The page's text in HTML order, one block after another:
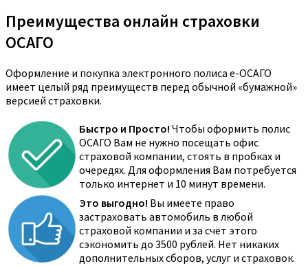
Преимущества онлайн страховки
ОСАГО
Оформление и покупка электронного полиса е-ОСАГО
имеет целый ряд преимуществ перед обычной «бумажной»
версией страховки.
Быстро и Просто! Чтобы оформить полис
ОСАГО Вам не нужно посещать офис
страховой компании, стоять в пробках и
очередях. Для оформления Вам потребуется
только интернет и 10 минут времени.
Это выгодно! Вы имеете право
застраховать автомобиль в любой
страховой компании и за счёт этого
сэкономить до 3500 рублей. Нет никаких
дополнительных сборов, услуг и страховок.